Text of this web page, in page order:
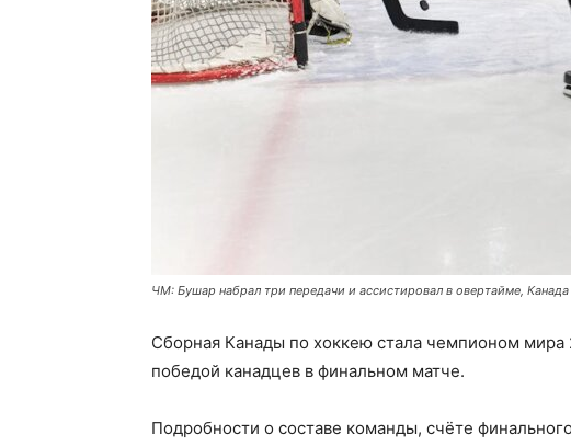
ЧМ: Бушар набрал три передачи и ассистировал в овертайме,
Сборная Канады по хоккею стала чемпионом мира
победой канадцев в финальном матче.
Подробности о составе команды, счёте